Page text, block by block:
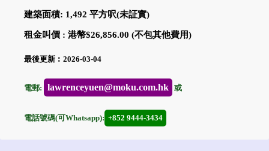
建築面積: 1,492 平方呎(未証實)
租金叫價 : 港幣$26,856.00 (不包其他費用)
最後更新︰2026-03-04
電郵: lawrenceyuen@moku.com.hk 或
電話號碼(可Whatsapp): +852 9444-3434